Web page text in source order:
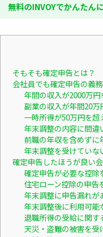
無料のINVOYでかんたん
そもそも確定申告とは？
会社員でも確定申告の義
年間の収入が2000万円
副業の収入が年間20万
一時所得が50万円を超
年末調整の内容に間違
前職の年収を含めずに
年末調整を受けていな
確定申告したほうが良い
確定申告が必要な控除
住宅ローン控除の申告
年末調整に申告漏れが
年末調整後に利用可能
退職所得の受給に関す
天災・盗難の被害を受